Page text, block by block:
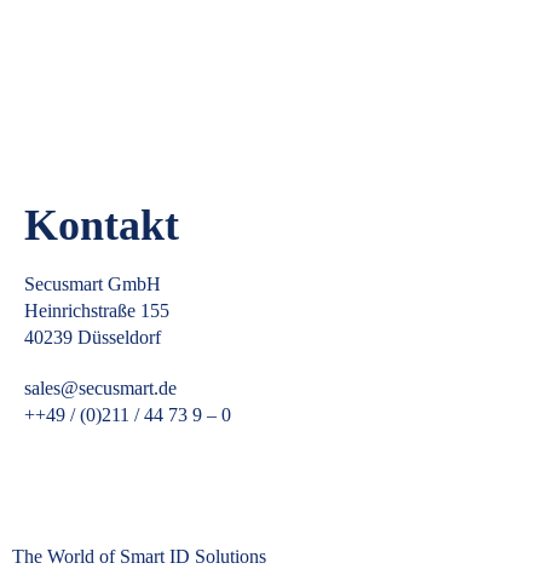
Kontakt
Secusmart GmbH
Heinrichstraße 155
40239 Düsseldorf
sales@secusmart.de
++49 / (0)211 / 44 73 9 – 0
The World of Smart ID Solutions